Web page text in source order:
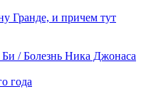
Гранде, и причем тут
/ Болезнь Ника Джонаса
года